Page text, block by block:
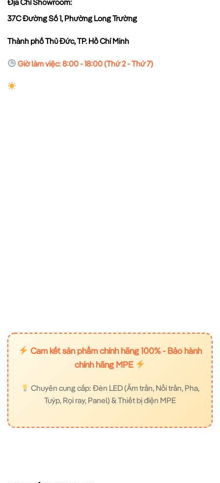
Địa Chỉ Showroom:
37C Đường Số 1, Phường Long Trường
Thành phố Thủ Đức, TP. Hồ Chí Minh
Giờ làm việc: 8:00 - 18:00 (Thứ 2 - Thứ 7)
Cam kết sản phẩm chính hãng 100% - Bảo hành
chính hãng MPE
Chuyên cung cấp: Đèn LED (Âm trần, Nổi trần, Pha,
Tuýp, Rọi ray, Panel) & Thiết bị điện MPE